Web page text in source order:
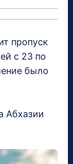
пропуск
с 23 по
было
Абхазии